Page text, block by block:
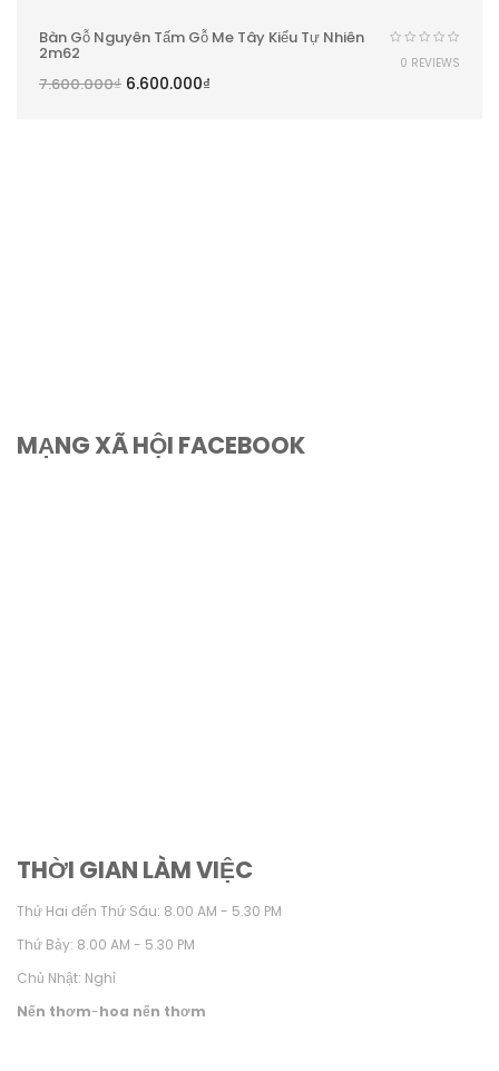
Bàn Gỗ Nguyên Tấm Gỗ Me Tây Kiểu Tự Nhiên
2m62
7.600.000₫ 6.600.000₫
0 REVIEWS
MẠNG XÃ HỘI FACEBOOK
THỜI GIAN LÀM VIỆC
Thứ Hai đến Thứ Sáu: 8.00 AM - 5.30 PM
Thứ Bảy: 8.00 AM - 5.30 PM
Chủ Nhật: Nghỉ
Nến thơm-hoa nến thơm